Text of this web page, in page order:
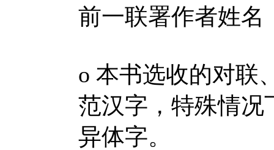
前一联署作者姓名
ο 本书选收的对联
范汉字，特殊情况
异体字。